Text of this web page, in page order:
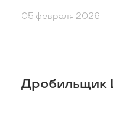
05 февраля 2026
Дробильщик